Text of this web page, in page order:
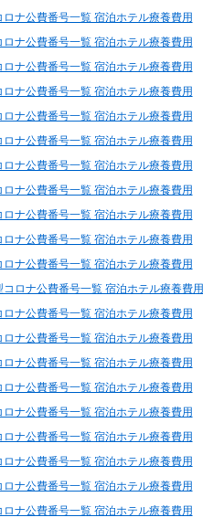
ナ公費番号一覧 宿泊ホテル療養費用
ナ公費番号一覧 宿泊ホテル療養費用
ナ公費番号一覧 宿泊ホテル療養費用
ロナ公費番号一覧 宿泊ホテル療養費用
ナ公費番号一覧 宿泊ホテル療養費用
ナ公費番号一覧 宿泊ホテル療養費用
ナ公費番号一覧 宿泊ホテル療養費用
ナ公費番号一覧 宿泊ホテル療養費用
ナ公費番号一覧 宿泊ホテル療養費用
ナ公費番号一覧 宿泊ホテル療養費用
ナ公費番号一覧 宿泊ホテル療養費用
ロナ公費番号一覧 宿泊ホテル療養費用
ナ公費番号一覧 宿泊ホテル療養費用
ナ公費番号一覧 宿泊ホテル療養費用
ナ公費番号一覧 宿泊ホテル療養費用
ナ公費番号一覧 宿泊ホテル療養費用
ロナ公費番号一覧 宿泊ホテル療養費用
ナ公費番号一覧 宿泊ホテル療養費用
ナ公費番号一覧 宿泊ホテル療養費用
ナ公費番号一覧 宿泊ホテル療養費用
ナ公費番号一覧 宿泊ホテル療養費用